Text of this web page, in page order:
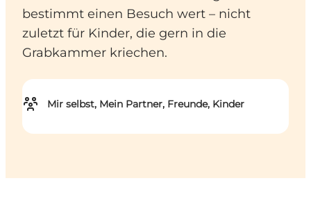
bestimmt einen Besuch wert – nicht
zuletzt für Kinder, die gern in die
Grabkammer kriechen.
Mir selbst, Mein Partner, Freunde, Kinder